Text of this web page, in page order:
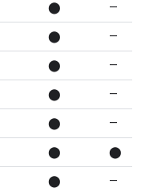
⬤ —
⬤ —
⬤ —
⬤ —
⬤ —
⬤ ⬤
⬤ —